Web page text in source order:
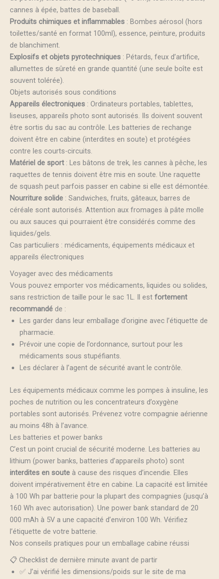
cannes à épée, battes de baseball.
Produits chimiques et inflammables : Bombes aérosol (hors
toilettes/santé en format 100ml), essence, peinture, produits
de blanchiment.
Explosifs et objets pyrotechniques : Pétards, feux d’artifice,
allumettes de sûreté en grande quantité (une seule boîte est
souvent tolérée).
Objets autorisés sous conditions
Appareils électroniques : Ordinateurs portables, tablettes,
liseuses, appareils photo sont autorisés. Ils doivent souvent
être sortis du sac au contrôle. Les batteries de rechange
doivent être en cabine (interdites en soute) et protégées
contre les courts-circuits.
Matériel de sport : Les bâtons de trek, les cannes à pêche, les
raquettes de tennis doivent être mis en soute. Une raquette
de squash peut parfois passer en cabine si elle est démontée.
Nourriture solide : Sandwiches, fruits, gâteaux, barres de
céréale sont autorisés. Attention aux fromages à pâte molle
ou aux sauces qui pourraient être considérés comme des
liquides/gels.
Cas particuliers : médicaments, équipements médicaux et
appareils électroniques
Voyager avec des médicaments
Vous pouvez emporter vos médicaments, liquides ou solides,
sans restriction de taille pour le sac 1L. Il est fortement
recommandé de :
Les garder dans leur emballage d’origine avec l’étiquette de
pharmacie.
Prévoir une copie de l’ordonnance, surtout pour les
médicaments sous stupéfiants.
Les déclarer à l’agent de sécurité avant le contrôle.
Les équipements médicaux comme les pompes à insuline, les
poches de nutrition ou les concentrateurs d’oxygène
portables sont autorisés. Prévenez votre compagnie aérienne
au moins 48h à l’avance.
Les batteries et power banks
C’est un point crucial de sécurité moderne. Les batteries au
lithium (power banks, batteries d’appareils photo) sont
interdites en soute à cause des risques d’incendie. Elles
doivent impérativement être en cabine. La capacité est limitée
à 100 Wh par batterie pour la plupart des compagnies (jusqu’à
160 Wh avec autorisation). Une power bank standard de 20
000 mAh à 5V a une capacité d’environ 100 Wh. Vérifiez
l’étiquette de votre batterie.
Nos conseils pratiques pour un emballage cabine réussi
📋 Checklist de dernière minute avant de partir
✅ J’ai vérifié les dimensions/poids sur le site de ma